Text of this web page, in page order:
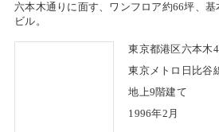
六本木通りに面す、ワンフロア約66坪、
ビル。
東京都港区六本木
東京メトロ日比谷
地上9階建て
1996年2月